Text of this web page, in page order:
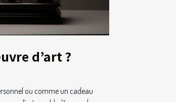
d’art ?
ou comme un cadeau